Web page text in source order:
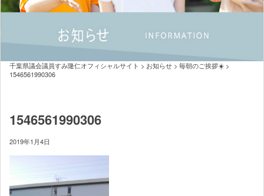
千葉県議会議員すみ隆仁オフィシャルサイト > お知らせ > 毎朝のご挨拶☀️ >
1546561990306
1546561990306
2019年1月4日